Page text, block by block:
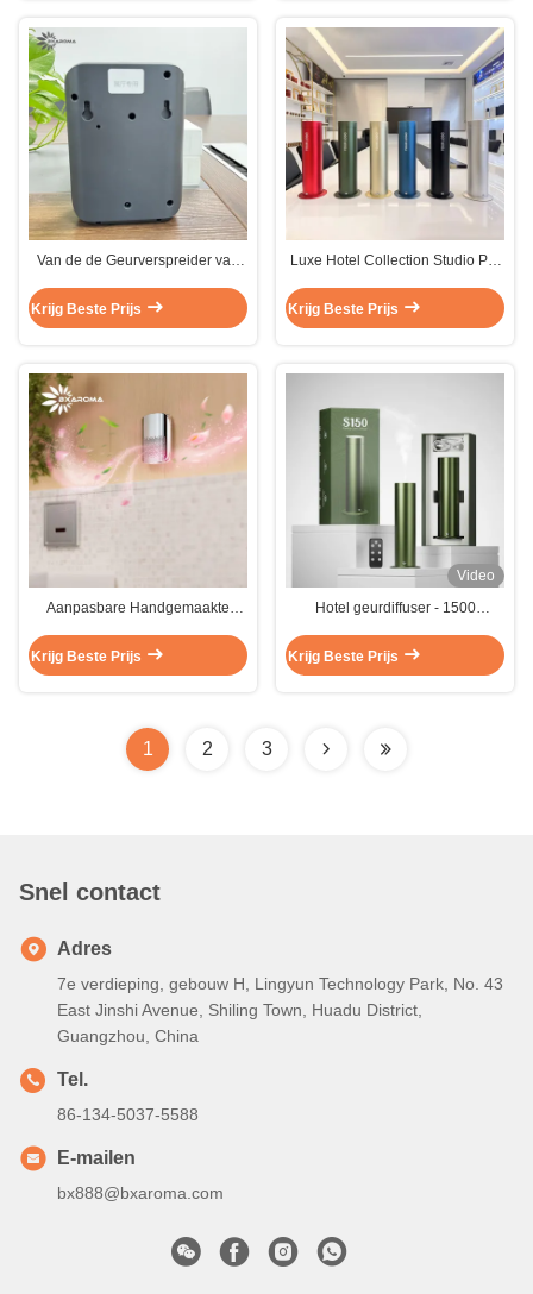
Van de de Geurverspreider van
Verspreider van het de
Atomiserings150ml Aroma
Krijg Beste Prijs
Luxe Hotel Collection Studio Pro
Waterless Aroma 360 Diffuser
Krijg Beste Prijs
Aanpasbare Handgemaakte
Verse Geurzakje
Krijg Beste Prijs
Video
Hotel geurdiffuser - 1500
aluminium essentiële olie diffuser,
waterloze diffuser voor thuis,
Krijg Beste Prijs
1 2 3
Snel contact
Adres
7e verdieping, gebouw H, Lingyun Technology Park, No. 43
East Jinshi Avenue, Shiling Town, Huadu District,
Guangzhou, China
Tel.
86-134-5037-5588
E-mailen
bx888@bxaroma.com